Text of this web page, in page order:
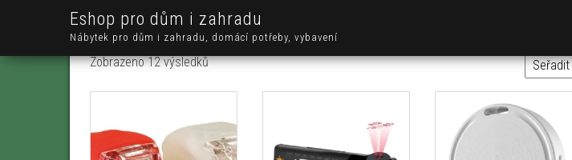
Eshop pro dům i zahradu
Nábytek pro dům i zahradu, domácí potřeby, vybavení
Zobrazeno 12 výsledkůSeřazeno od nejnovějších